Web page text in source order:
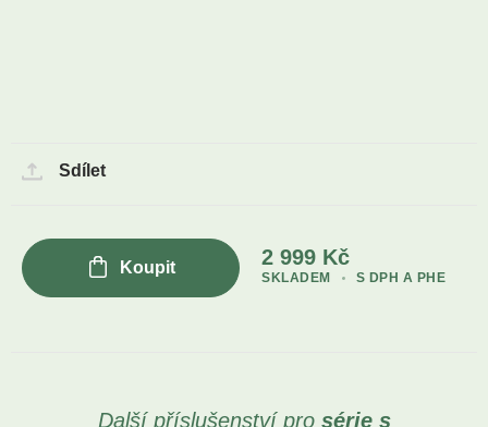
Sdílet
Koupit 2 999 Kč
S DPH A PHE
SKLADEM
Další příslušenství pro série s